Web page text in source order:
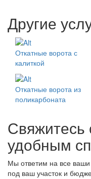
Другие
Откатные ворота с
калиткой
Откатные ворота из
поликарбоната
удобным
Мы ответим на все
под ваш участок и